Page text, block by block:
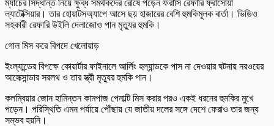
ম্যাচের সিদ্ধান্ত নিয়ে ক্ষুব্ধ সমর্থকদের রোষে পড়েন ফরাসি রেফারি ফ্রাঁসোয়া
ল্যাটেক্সিয়ার। তার হোয়াটসঅ্যাপে আসে ছয় হাজারের বেশি হুমকিমূলক বার্তা। ভিডিও
সহকারী রেফারি উইলি দেলাজোও পান মৃত্যুর হুমকি।
গোল মিস করে বিপদে খেলোয়াড়
ইংল্যান্ডের বিপক্ষে কোয়ার্টার ফাইনালে আর্লিং হল্যান্ডকে পাস না দেওয়ার ঘটনায় নরওয়ের
আলেক্সান্ডার সরলথ ও তার স্ত্রী মৃত্যুর হুমকি পান।
কলম্বিয়ার জোন হামিন্তন কামপাজ পেনাল্টি মিস করার পরও একই ধরনের হুমকির মুখে
পড়েন। পরিস্থিতি এমন পর্যায়ে পৌঁছায় যে জাতীয় দলের সঙ্গে দেশে ফেরাও তার জন্য
সম্ভব হয়নি।